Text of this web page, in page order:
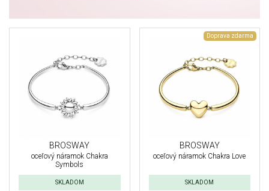
BROSWAY
oceľový náramok Chakra
Symbols
SKLADOM
Doprava zdarma
BROSWAY
oceľový náramok Chakra Love
SKLADOM